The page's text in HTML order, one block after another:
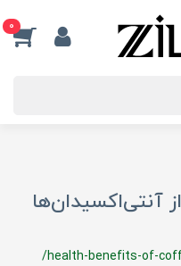
0
آنتی‌اکسیدان‌ها
/health-benefits-of-